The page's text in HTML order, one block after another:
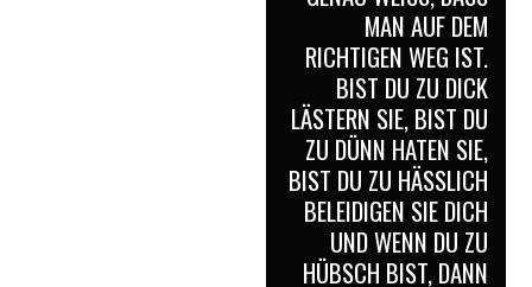
AN AUF DEM R
ICHTIGEN WEG IST. B
IST DU ZU DICK L
ÄSTERN SIE, BIST DU Z
U DÜNN HATEN SIE, B
IST DU ZU HÄSSLICH B
ELEIDIGEN SIE DICH U
ND WENN DU ZU H
ÜBSCH BIST, DANN W